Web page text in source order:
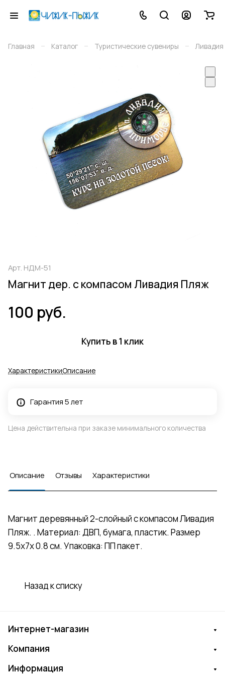
Главная – Каталог – Туристические сувениры – Ливадия
Арт. НДМ-51
Магнит дер. с компасом Ливадия Пляж
100 руб.
Купить в 1 клик
ХарактеристикиОписание
Гарантия 5 лет
Цена действительна при заказе минимального количества
Описание Отзывы Характеристики
Магнит деревянный 2-слойный с компасом Ливадия
Пляж. . Материал: ДВП, бумага, пластик. Размер
9.5х7х 0.8 см. Упаковка: ПП пакет.
Назад к списку
Интернет-магазин
Компания
Информация